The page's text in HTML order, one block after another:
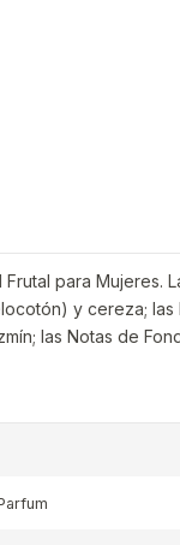
para Mujeres.
y cereza;
las Notas de